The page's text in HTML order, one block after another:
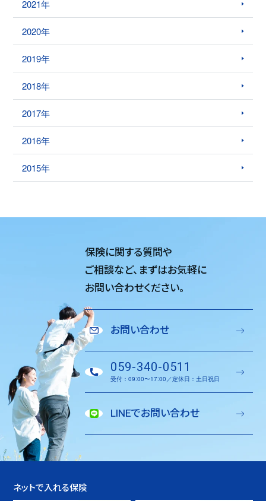
2021年
2020年
2019年
2018年
2017年
2016年
2015年
保険に関する質問や
ご相談など、 まずはお気軽に
お問い合わせください。
お問い合わせ
059-340-0511
受付：09:00〜17:00／定休日：土日祝日
LINEでお問い合わせ
ネットで入れる保険